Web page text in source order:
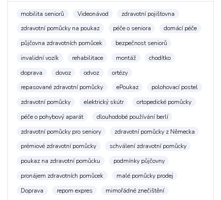
mobilita seniorů Videonávod
zdravotní pojišťovna
zdravotní pomůcky na poukaz
péče o seniora
domácí péče
půjčovna zdravotních pomůcek
bezpečnost seniorů
invalidní vozík
rehabilitace montáž
chodítko
doprava
dovoz odvoz
ortézy
repasované zdravotní pomůcky
ePoukaz
polohovací postel
zdravotní pomůcky
elektrický skútr
ortopedické pomůcky
péče o pohybový aparát
dlouhodobé používání berlí
zdravotní pomůcky pro seniory
zdravotní pomůcky z Německa
prémiové zdravotní pomůcky
schválení zdravotní pomůcky
poukaz na zdravotní pomůcku
podmínky půjčovny
pronájem zdravotních pomůcek
malé pomůcky prodej
Doprava
repom expres
mimořádné znečištění